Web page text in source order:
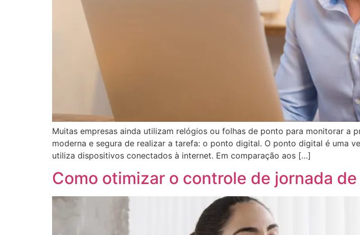
Muitas empresas ainda utilizam relógios ou folhas de ponto para monitorar a
moderna e segura de realizar a tarefa: o ponto digital. O ponto digital é uma
utiliza dispositivos conectados à internet. Em comparação aos […]
Como otimizar o controle de jornada